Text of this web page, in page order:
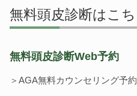
無料頭皮診断はこち
無料頭皮診断Web予約
＞AGA無料カウンセリング予